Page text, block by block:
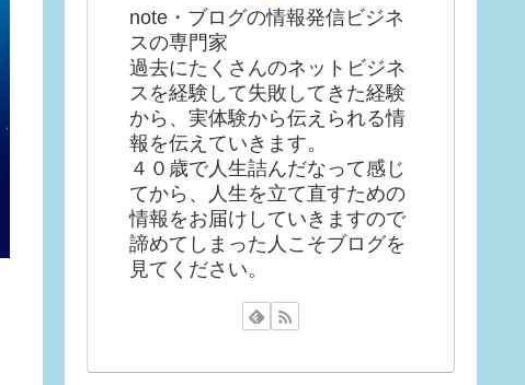
note・ブログの情報発信ビジネ
スの専門家
過去にたくさんのネットビジネ
スを経験して失敗してきた経験
から、実体験から伝えられる情
報を伝えていきます。
４０歳で人生詰んだなって感じ
てから、人生を立て直すための
情報をお届けしていきますので
諦めてしまった人こそブログを
見てください。